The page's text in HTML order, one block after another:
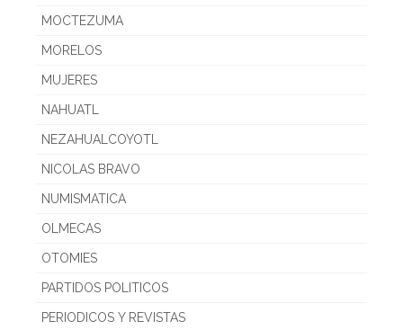
MOCTEZUMA
MORELOS
MUJERES
NAHUATL
NEZAHUALCOYOTL
NICOLAS BRAVO
NUMISMATICA
OLMECAS
OTOMIES
PARTIDOS POLITICOS
PERIODICOS Y REVISTAS